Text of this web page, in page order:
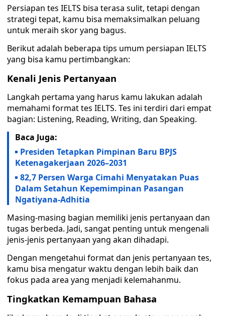
Persiapan tes IELTS bisa terasa sulit, tetapi dengan
strategi tepat, kamu bisa memaksimalkan peluang
untuk meraih skor yang bagus.
Berikut adalah beberapa tips umum persiapan IELTS
yang bisa kamu pertimbangkan:
Kenali Jenis Pertanyaan
Langkah pertama yang harus kamu lakukan adalah
memahami format tes IELTS. Tes ini terdiri dari empat
bagian: Listening, Reading, Writing, dan Speaking.
Baca Juga:
Presiden Tetapkan Pimpinan Baru BPJS
Ketenagakerjaan 2026–2031
82,7 Persen Warga Cimahi Menyatakan Puas
Dalam Setahun Kepemimpinan Pasangan
Ngatiyana-Adhitia
Masing-masing bagian memiliki jenis pertanyaan dan
tugas berbeda. Jadi, sangat penting untuk mengenali
jenis-jenis pertanyaan yang akan dihadapi.
Dengan mengetahui format dan jenis pertanyaan tes,
kamu bisa mengatur waktu dengan lebih baik dan
fokus pada area yang menjadi kelemahanmu.
Tingkatkan Kemampuan Bahasa